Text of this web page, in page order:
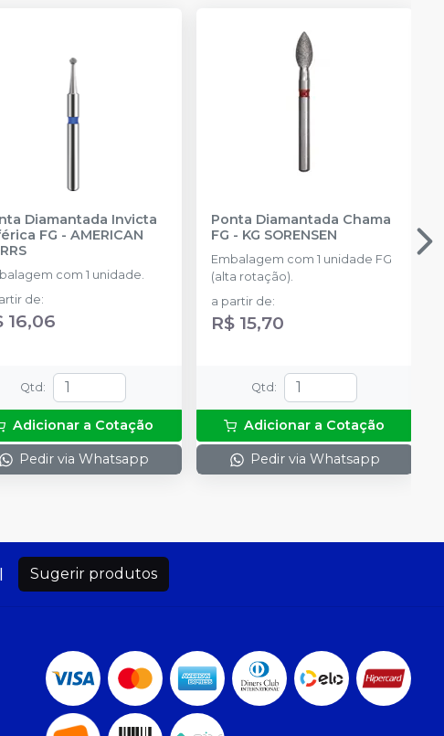
Diamantada Invicta
FG - AMERICAN
com 1 unidade.
de:
16,06
Qtd :
Adicionar a Cotação
Pedir via Whatsapp
Ponta Diamantada Chama
FG - KG SORENSEN
Embalagem com 1 unidade FG
(alta rotação).
a partir de:
R$ 15,70
Qtd :
Adicionar a Cotação
Pedir via Whatsapp
Sugerir produtos